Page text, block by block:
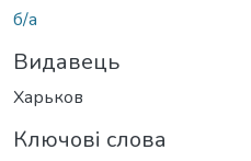
б/а
Видавець
Харьков
Ключові слова